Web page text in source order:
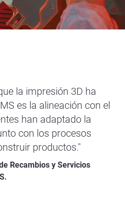
la impresión 3D ha
es la alineación con el
han adaptado la
con los procesos
productos."
Recambios y Servicios